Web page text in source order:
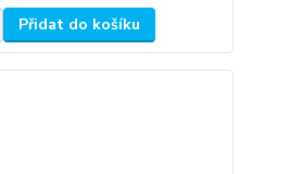
Přidat do košíku